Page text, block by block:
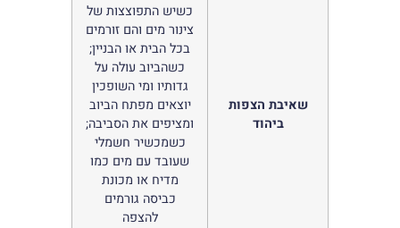
שאיבת הצפות
ביהוד
כשיש התפוצצות של
צינור מים והם זורמים
בכל הבית או הבניין;
כשהביוב עולה על
גדותיו ומי השופכין
יוצאים מפתח הביוב
ומציפים את הסביבה;
כשמכשיר חשמלי
שעובד עם מים כמו
מדיח או מכונת
כביסה גורמים
להצפה